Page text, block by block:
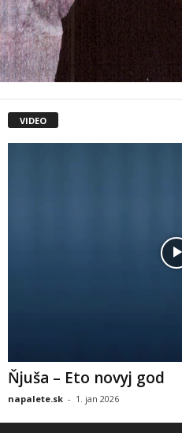
VIDEO
Ňjuša – Eto novyj god
napalete.sk - 1. jan 2026